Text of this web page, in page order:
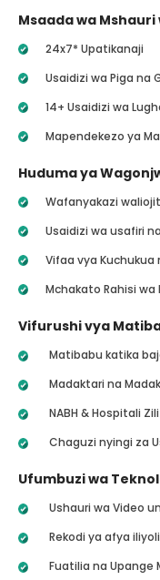
Msaada wa
24x7* Upatikanaji
Usaidizi wa Piga na
14+ Usaidizi wa
Mapendekezo ya
Huduma ya
Wafanyakazi
Usaidizi wa usafiri
Vifaa vya Kuchukua
Mchakato Rahisi wa
Vifurushi vya
Matibabu katika
Madaktari na
NABH & Hospitali
Chaguzi nyingi za
Ufumbuzi wa
Ushauri wa Video
Rekodi ya afya
Fuatilia na Upange